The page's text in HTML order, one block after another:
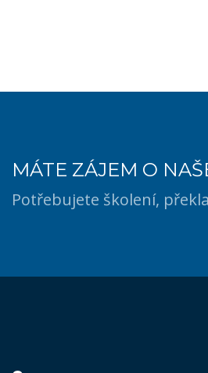
MÁTE ZÁJEM O
Potřebujete školení,